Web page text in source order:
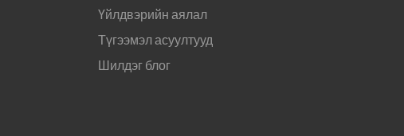
Үйлдвэрийн аялал
Түгээмэл асуултууд
Шилдэг блог